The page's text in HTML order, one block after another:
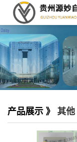
产品展示 》 其他